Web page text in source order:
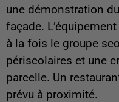
une démonstration
façade.
à la fois le groupe
périscolaires et une
parcelle. Un
prévu à proximité.